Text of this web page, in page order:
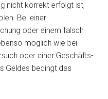
nicht korrekt erfolgt ist,
Bei einer
oder einem falsch
möglich wie bei
oder einer Geschäfts-
Geldes bedingt das